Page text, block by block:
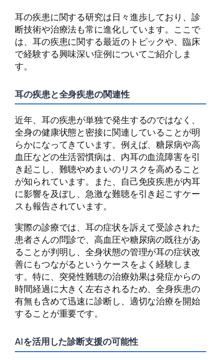
耳の疾患に関する研究は日々進歩しており、診
断技術や治療法も常に進化しています。ここで
は、耳の疾患に関する最近のトピックや、臨床
で経験する興味深い症例についてご紹介しま
す。
耳の疾患と全身疾患の関連性
近年、耳の疾患が単独で発生するのではなく、
全身の健康状態と密接に関連していることが明
らかになってきています。例えば、糖尿病や高
血圧などの生活習慣病は、内耳の血流障害を引
き起こし、難聴やめまいのリスクを高めること
が知られています。また、自己免疫疾患が内耳
に影響を及ぼし、急激な難聴を引き起こすケー
スも報告されています。
実際の診療では、耳の症状を訴えて受診された
患者さんの問診で、高血圧や糖尿病の既往があ
ることが判明し、全身状態の管理が耳の症状改
善にもつながるというケースをよく経験しま
す。特に、突発性難聴の治療効果は発症からの
時間経過に大きく左右されるため、全身疾患の
有無も含めて迅速に診断し、適切な治療を開始
することが重要です。
AIを活用した診断支援の可能性